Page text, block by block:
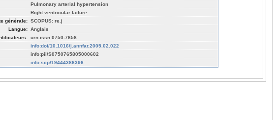
Pulmonary arterial hypertension
Right ventricular failure
générale: SCOPUS: re.j
Langue: Anglais
urn:issn:0750-7658
info:doi/10.1016/j.annfar.2005.02.022
info:pii/S0750765805000602
info:scp/19444386396